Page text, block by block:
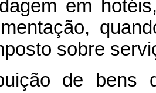
em
sobre
de bens